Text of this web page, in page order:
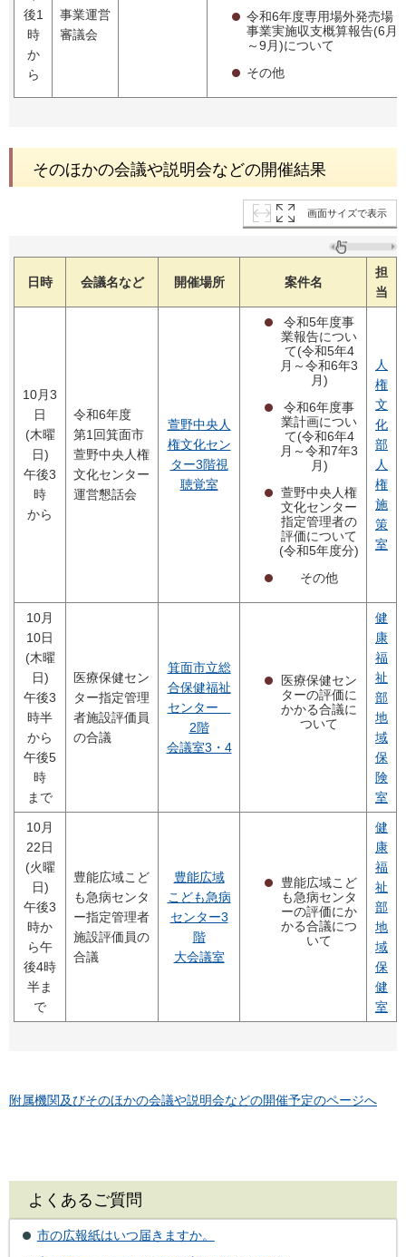
後1
時
か
ら
事業運営
審議会
令和6年度専用場外発売場
事業実施収支概算報告(6月
～9月)について
その他
そのほかの会議や説明会などの開催結果
画面サイズで表示
日時 会議名など 開催場所 案件名
担
当
10月3
日
(木曜
日)
午後3
時
から
令和6年度
第1回箕面市
萱野中央人権
文化センター
運営懇話会
萱野中央人
権文化セン
ター3階視
聴覚室
令和5年度事
業報告につい
て(令和5年4
月～令和6年3
月)
令和6年度事
業計画につい
て(令和6年4
月～令和7年3
月)
萱野中央人権
文化センター
指定管理者の
評価について
(令和5年度分)
その他
人
権
文
化
部
人
権
施
策
室
10月
10日
(木曜
日)
午後3
時半
から
午後5
時
まで
医療保健セン
ター指定管理
者施設評価員
の合議
箕面市立総
合保健福祉
センター
2階
会議室3・4
医療保健セン
ターの評価に
かかる合議に
ついて
健
康
福
祉
部
地
域
保
険
室
10月
22日
(火曜
日)
午後3
時か
ら午
後4時
半ま
で
豊能広域こど
も急病センタ
ー指定管理者
施設評価員の
合議
豊能広域
こども急病
センター3
階
大会議室
豊能広域こど
も急病センタ
ーの評価にか
かる合議につ
いて
健
康
福
祉
部
地
域
保
健
室
附属機関及びそのほかの会議や説明会などの開催予定のページへ
よくあるご質問
市の広報紙はいつ届きますか。